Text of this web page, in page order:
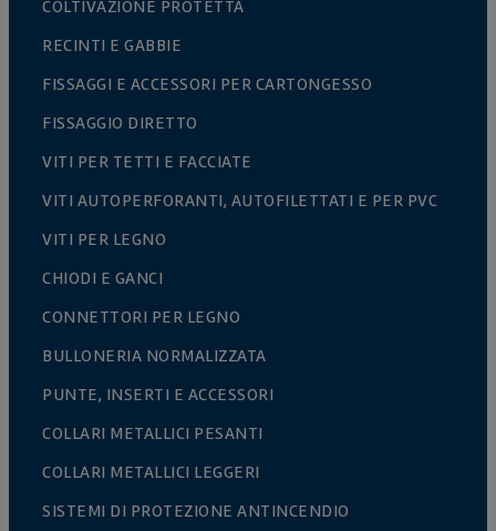
COLTIVAZIONE PROTETTA
RECINTI E GABBIE
FISSAGGI E ACCESSORI PER CARTONGESSO
FISSAGGIO DIRETTO
VITI PER TETTI E FACCIATE
VITI AUTOPERFORANTI, AUTOFILETTATI E PER PVC
VITI PER LEGNO
CHIODI E GANCI
CONNETTORI PER LEGNO
BULLONERIA NORMALIZZATA
PUNTE, INSERTI E ACCESSORI
COLLARI METALLICI PESANTI
COLLARI METALLICI LEGGERI
SISTEMI DI PROTEZIONE ANTINCENDIO